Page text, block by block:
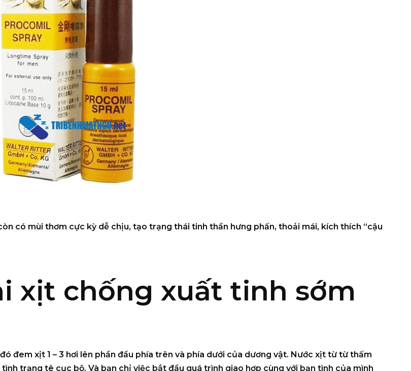
có mùi thơm cực kỳ dễ chịu, tạo trạng thái tinh thần hưng phấn, thoải mái, kích thích “cậu
xịt chống xuất tinh sớm
đem xịt 1 – 3 hơi lên phần đầu phía trên và phía dưới của dương vật. Nước xịt từ từ thấm
trạng tê cục bộ. Và bạn chỉ việc bắt đầu quá trình giao hợp cùng với bạn tình của mình